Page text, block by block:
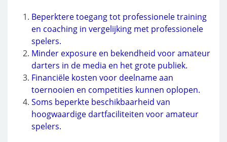
Beperktere toegang tot professionele training
en coaching in vergelijking met professionele
spelers.
Minder exposure en bekendheid voor amateur
darters in de media en het grote publiek.
Financiële kosten voor deelname aan
toernooien en competities kunnen oplopen.
Soms beperkte beschikbaarheid van
hoogwaardige dartfaciliteiten voor amateur
spelers.